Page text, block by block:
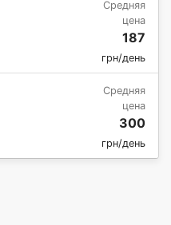
Средняя
цена
187
грн/день
Средняя
цена
300
грн/день